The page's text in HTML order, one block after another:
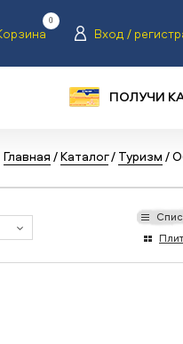
0
Вход /
ПОЛУЧИ
Главная /Каталог/ Туризм /